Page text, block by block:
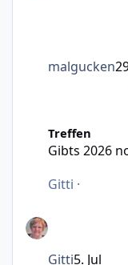
malgucken
Treffen
Gibts 2026
Gitti ·
Gitti5. Jul